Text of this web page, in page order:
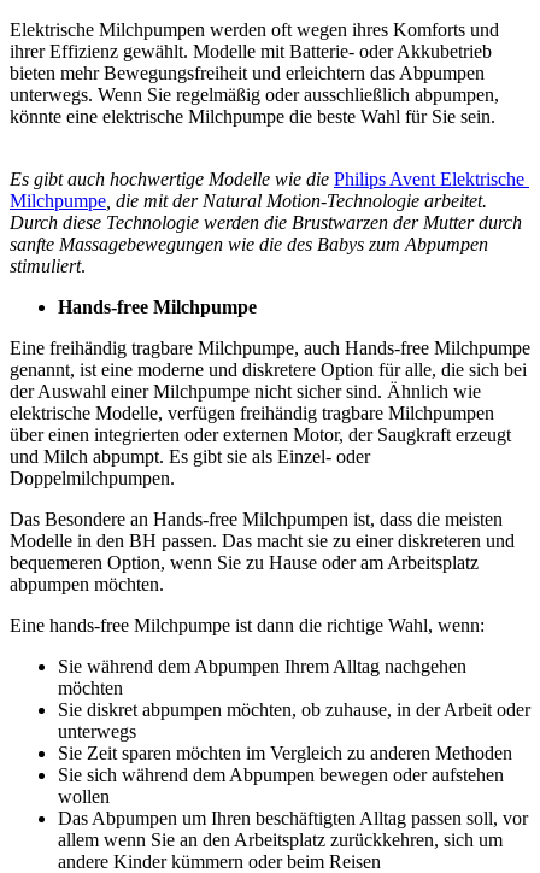
Elektrische Milchpumpen werden oft wegen ihres Komforts und
ihrer Effizienz gewählt. Modelle mit Batterie- oder Akkubetrieb
bieten mehr Bewegungsfreiheit und erleichtern das Abpumpen
unterwegs. Wenn Sie regelmäßig oder ausschließlich abpumpen,
könnte eine elektrische Milchpumpe die beste Wahl für Sie sein.
Es gibt auch hochwertige Modelle wie die Philips Avent Elektrische
Milchpumpe , die mit der Natural Motion-Technologie arbeitet.
Durch diese Technologie werden die Brustwarzen der Mutter durch
sanfte Massagebewegungen wie die des Babys zum Abpumpen
stimuliert.
Hands-free Milchpumpe
Eine freihändig tragbare Milchpumpe, auch Hands-free Milchpumpe
genannt, ist eine moderne und diskretere Option für alle, die sich bei
der Auswahl einer Milchpumpe nicht sicher sind. Ähnlich wie
elektrische Modelle, verfügen freihändig tragbare Milchpumpen
über einen integrierten oder externen Motor, der Saugkraft erzeugt
und Milch abpumpt. Es gibt sie als Einzel- oder
Doppelmilchpumpen.
Das Besondere an Hands-free Milchpumpen ist, dass die meisten
Modelle in den BH passen. Das macht sie zu einer diskreteren und
bequemeren Option, wenn Sie zu Hause oder am Arbeitsplatz
abpumpen möchten.
Eine hands-free Milchpumpe ist dann die richtige Wahl, wenn:
Sie während dem Abpumpen Ihrem Alltag nachgehen
möchten
Sie diskret abpumpen möchten, ob zuhause, in der Arbeit oder
unterwegs
Sie Zeit sparen möchten im Vergleich zu anderen Methoden
Sie sich während dem Abpumpen bewegen oder aufstehen
wollen
Das Abpumpen um Ihren beschäftigten Alltag passen soll, vor
allem wenn Sie an den Arbeitsplatz zurückkehren, sich um
andere Kinder kümmern oder beim Reisen